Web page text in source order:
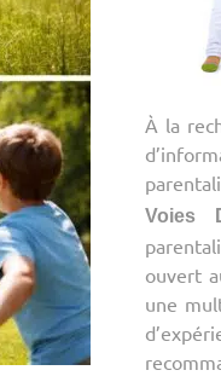
À la
Voies
ouvert
une